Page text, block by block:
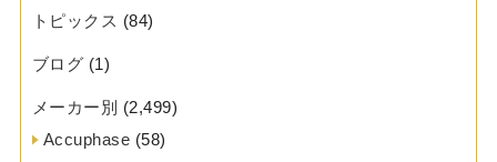
トピックス (84)
ブログ (1)
メーカー別 (2,499)
Accuphase (58)